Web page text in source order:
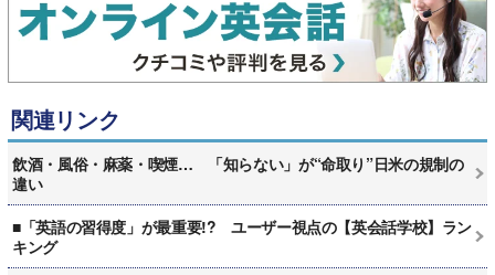
関連リンク
飲酒・風俗・麻薬・喫煙… 「知らない」が“命取り”日米の規制の
違い
■「英語の習得度」が最重要!? ユーザー視点の【英会話学校】ラン
キング